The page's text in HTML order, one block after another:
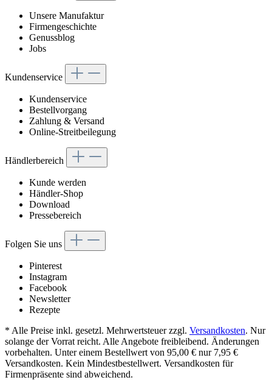
Unsere Manufaktur
Firmengeschichte
Genussblog
Jobs
Kundenservice
Kundenservice
Bestellvorgang
Zahlung & Versand
Online-Streitbeilegung
Händlerbereich
Kunde werden
Händler-Shop
Download
Pressebereich
Folgen Sie uns
Pinterest
Instagram
Facebook
Newsletter
Rezepte
* Alle Preise inkl. gesetzl. Mehrwertsteuer zzgl. Versandkosten. Nur
solange der Vorrat reicht. Alle Angebote freibleibend. Änderungen
vorbehalten. Unter einem Bestellwert von 95,00 € nur 7,95 €
Versandkosten. Kein Mindestbestellwert. Versandkosten für
Firmenpräsente sind abweichend.